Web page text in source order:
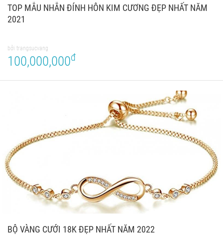
TOP MẪU NHẪN ĐÍNH HÔN KIM CƯƠNG ĐẸP NHẤT NĂM
2021
bởi trangsucvang
100,000,000đ
BỘ VÀNG CƯỚI 18K ĐẸP NHẤT NĂM 2022